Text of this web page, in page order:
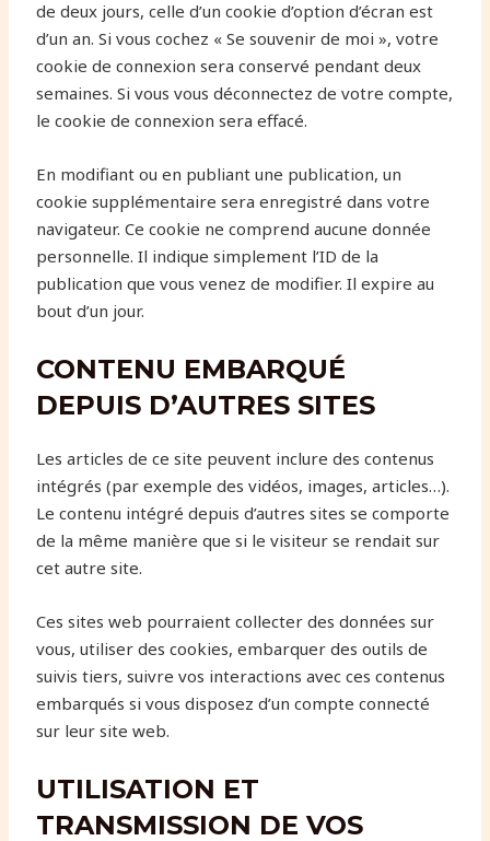
de deux jours, celle d’un cookie d’option d’écran est
d’un an. Si vous cochez « Se souvenir de moi », votre
cookie de connexion sera conservé pendant deux
semaines. Si vous vous déconnectez de votre compte,
le cookie de connexion sera effacé.
En modifiant ou en publiant une publication, un
cookie supplémentaire sera enregistré dans votre
navigateur. Ce cookie ne comprend aucune donnée
personnelle. Il indique simplement l’ID de la
publication que vous venez de modifier. Il expire au
bout d’un jour.
CONTENU EMBARQUÉ
DEPUIS D’AUTRES SITES
Les articles de ce site peuvent inclure des contenus
intégrés (par exemple des vidéos, images, articles…).
Le contenu intégré depuis d’autres sites se comporte
de la même manière que si le visiteur se rendait sur
cet autre site.
Ces sites web pourraient collecter des données sur
vous, utiliser des cookies, embarquer des outils de
suivis tiers, suivre vos interactions avec ces contenus
embarqués si vous disposez d’un compte connecté
sur leur site web.
UTILISATION ET
TRANSMISSION DE VOS